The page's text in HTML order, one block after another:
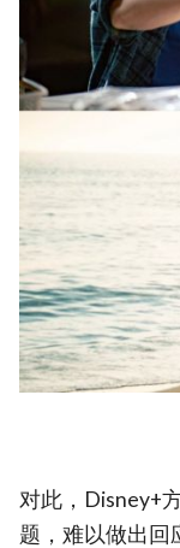
对此，Disney+
题，难以做出回